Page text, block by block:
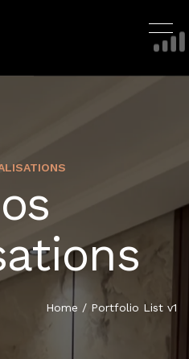
Home / Portfolio List v1